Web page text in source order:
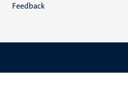
Feedback